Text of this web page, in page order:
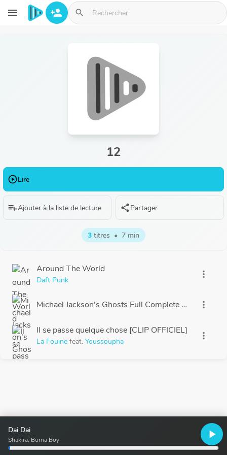
Aller au contenu principal
menu person_add search
Dai Dai
Shakira, Burna Boy play_arrow
12
play_circle_outlineLire
playlist_addAjouter à la liste de lecture sharePartager
3 titres • 7 min
Around The World
Daft Punk
more_vert
Michael Jackson's Ghosts Full Complete Version HD
more_vert
Il se passe quelque chose [CLIP OFFICIEL]
La Fouine feat. Youssoupha
more_vert